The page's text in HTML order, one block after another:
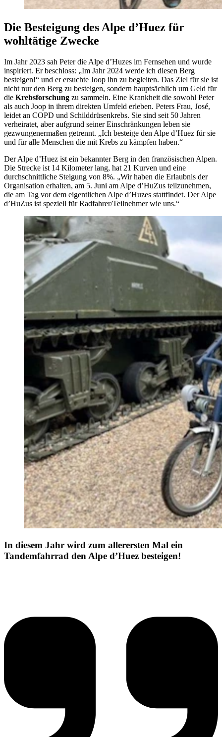
Die Besteigung des Alpe d’Huez für
wohltätige Zwecke
Im Jahr 2023 sah Peter die Alpe d’Huzes im Fernsehen und wurde
inspiriert. Er beschloss: „Im Jahr 2024 werde ich diesen Berg
besteigen!“ und er ersuchte Joop ihn zu begleiten. Das Ziel für sie ist
nicht nur den Berg zu besteigen, sondern hauptsächlich um Geld für
die Krebsforschung zu sammeln. Eine Krankheit die sowohl Peter
als auch Joop in ihrem direkten Umfeld erleben. Peters Frau, José,
leidet an COPD und Schilddrüsenkrebs. Sie sind seit 50 Jahren
verheiratet, aber aufgrund seiner Einschränkungen leben sie
gezwungenermaßen getrennt. „Ich besteige den Alpe d’Huez für sie
und für alle Menschen die mit Krebs zu kämpfen haben.“
Der Alpe d’Huez ist ein bekannter Berg in den französischen Alpen.
Die Strecke ist 14 Kilometer lang, hat 21 Kurven und eine
durchschnittliche Steigung von 8%. „Wir haben die Erlaubnis der
Organisation erhalten, am 5. Juni am Alpe d’HuZus teilzunehmen,
die am Tag vor dem eigentlichen Alpe d’Huzes stattfindet. Der Alpe
d’HuZus ist speziell für Radfahrer/Teilnehmer wie uns.“
In diesem Jahr wird zum allerersten Mal ein
Tandemfahrrad den Alpe d’Huez besteigen!